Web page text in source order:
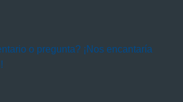
o pregunta? ¡Nos encantaría